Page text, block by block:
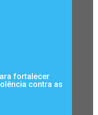
fortalecer
contra as